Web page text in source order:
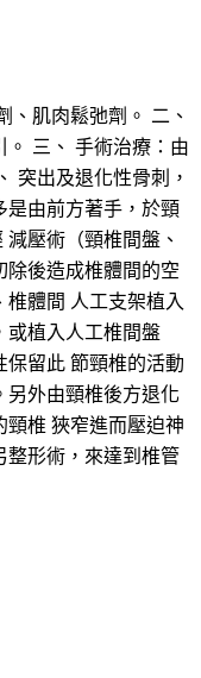
、肌肉鬆弛劑。 二、
三、 手術治療：由
突出及退化性骨刺，
是由前方著手，於頸
壓術（頸椎間盤、
除後造成椎體間的空
體間 人工支架植入
或植入人工椎間盤
保留此 節頸椎的活動
另外由頸椎後方退化
椎 狹窄進而壓迫神
整形術，來達到椎管